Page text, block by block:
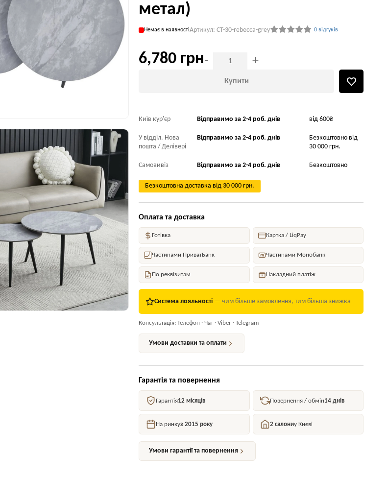
метал)
Немає в наявностіАртикул: CT-30-rebecca-grey 0 відгуків
6,780 грн- +
Купити
Київ кур'єр Відправимо за 2-4 роб. днів від 600₴
У відділ. Нова
пошта / Делівері
Відправимо за 2-4 роб. днів
Безкоштовно від
30 000 грн.
Самовивіз Відправимо за 2-4 роб. днів Безкоштовно
Безкоштовна доставка від 30 000 грн.
Оплата та доставка
Готівка Картка / LiqPay
Частинами ПриватБанк Частинами Монобанк
По реквізитам Накладний платіж
Система лояльності — чим більше замовлення, тим більша знижка
Консультація: Телефон · Чат · Viber · Telegram
Умови доставки та оплати
Гарантія та повернення
Гарантія12 місяців Повернення / обмін14 днів
На ринкуз 2015 року 2 салониу Києві
Умови гарантії та повернення